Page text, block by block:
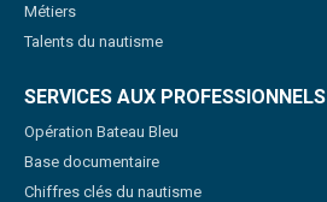
Métiers
Talents du nautisme
SERVICES AUX PROFESSIONNELS
Opération Bateau Bleu
Base documentaire
Chiffres clés du nautisme